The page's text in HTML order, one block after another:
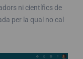
ni científics de
per la qual no cal